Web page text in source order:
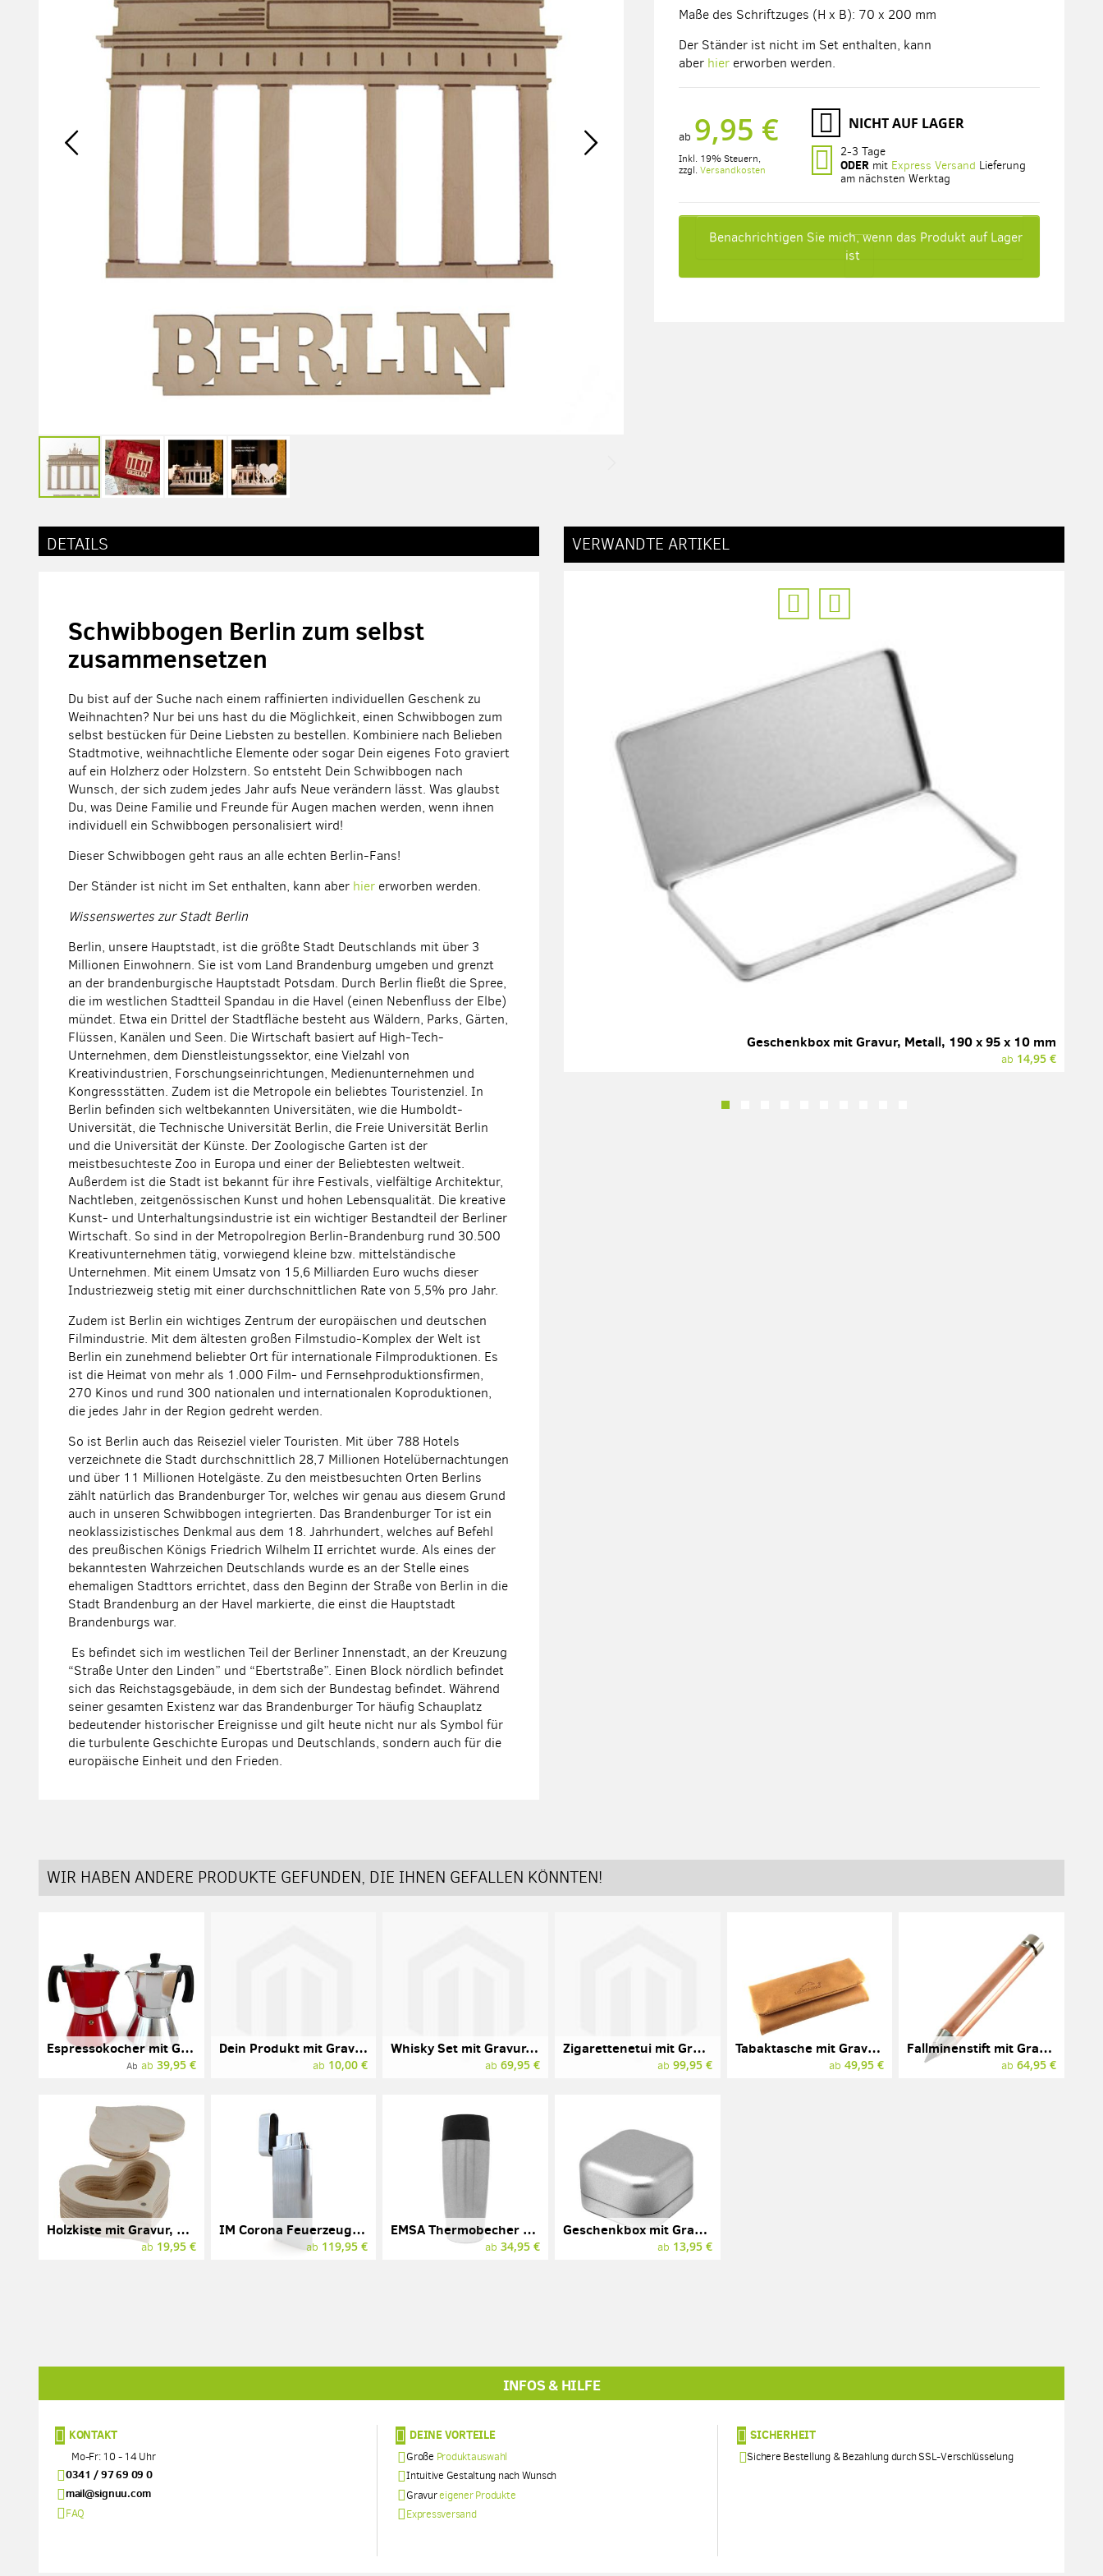
Maße des Schriftzuges (H x B): 70 x 200 mm
Der Ständer ist nicht im Set enthalten, kann
aber hier erworben werden.
ab 9,95 €
Inkl. 19% Steuern,
zzgl. Versandkosten
NICHT AUF LAGER
2-3 Tage
ODERmit Express Versand Lieferung
am nächsten Werktag
Benachrichtigen Sie mich, wenn das Produkt auf Lager
ist
Anfang
der
Bildergalerie
DETAILS
Schwibbogen Berlin zum selbst
zusammensetzen
Du bist auf der Suche nach einem raffinierten individuellen Geschenk zu
Weihnachten? Nur bei uns hast du die Möglichkeit, einen Schwibbogen zum
selbst bestücken für Deine Liebsten zu bestellen. Kombiniere nach Belieben
Stadtmotive, weihnachtliche Elemente oder sogar Dein eigenes Foto graviert
auf ein Holzherz oder Holzstern. So entsteht Dein Schwibbogen nach
Wunsch, der sich zudem jedes Jahr aufs Neue verändern lässt. Was glaubst
Du, was Deine Familie und Freunde für Augen machen werden, wenn ihnen
individuell ein Schwibbogen personalisiert wird!
Dieser Schwibbogen geht raus an alle echten Berlin-Fans!
Der Ständer ist nicht im Set enthalten, kann aber hier erworben werden.
Wissenswertes zur Stadt Berlin
Berlin, unsere Hauptstadt, ist die größte Stadt Deutschlands mit über 3
Millionen Einwohnern. Sie ist vom Land Brandenburg umgeben und grenzt
an der brandenburgische Hauptstadt Potsdam. Durch Berlin fließt die Spree,
die im westlichen Stadtteil Spandau in die Havel (einen Nebenfluss der Elbe)
mündet. Etwa ein Drittel der Stadtfläche besteht aus Wäldern, Parks, Gärten,
Flüssen, Kanälen und Seen. Die Wirtschaft basiert auf High-Tech-
Unternehmen, dem Dienstleistungssektor, eine Vielzahl von
Kreativindustrien, Forschungseinrichtungen, Medienunternehmen und
Kongressstätten. Zudem ist die Metropole ein beliebtes Touristenziel. In
Berlin befinden sich weltbekannten Universitäten, wie die Humboldt-
Universität, die Technische Universität Berlin, die Freie Universität Berlin
und die Universität der Künste. Der Zoologische Garten ist der
meistbesuchteste Zoo in Europa und einer der Beliebtesten weltweit.
Außerdem ist die Stadt ist bekannt für ihre Festivals, vielfältige Architektur,
Nachtleben, zeitgenössischen Kunst und hohen Lebensqualität. Die kreative
Kunst- und Unterhaltungsindustrie ist ein wichtiger Bestandteil der Berliner
Wirtschaft. So sind in der Metropolregion Berlin-Brandenburg rund 30.500
Kreativunternehmen tätig, vorwiegend kleine bzw. mittelständische
Unternehmen. Mit einem Umsatz von 15,6 Milliarden Euro wuchs dieser
Industriezweig stetig mit einer durchschnittlichen Rate von 5,5% pro Jahr.
Zudem ist Berlin ein wichtiges Zentrum der europäischen und deutschen
Filmindustrie. Mit dem ältesten großen Filmstudio-Komplex der Welt ist
Berlin ein zunehmend beliebter Ort für internationale Filmproduktionen. Es
ist die Heimat von mehr als 1.000 Film- und Fernsehproduktionsfirmen,
270 Kinos und rund 300 nationalen und internationalen Koproduktionen,
die jedes Jahr in der Region gedreht werden.
So ist Berlin auch das Reiseziel vieler Touristen. Mit über 788 Hotels
verzeichnete die Stadt durchschnittlich 28,7 Millionen Hotelübernachtungen
und über 11 Millionen Hotelgäste. Zu den meistbesuchten Orten Berlins
zählt natürlich das Brandenburger Tor, welches wir genau aus diesem Grund
auch in unseren Schwibbogen integrierten. Das Brandenburger Tor ist ein
neoklassizistisches Denkmal aus dem 18. Jahrhundert, welches auf Befehl
des preußischen Königs Friedrich Wilhelm II errichtet wurde. Als eines der
bekanntesten Wahrzeichen Deutschlands wurde es an der Stelle eines
ehemaligen Stadttors errichtet, dass den Beginn der Straße von Berlin in die
Stadt Brandenburg an der Havel markierte, die einst die Hauptstadt
Brandenburgs war.
Es befindet sich im westlichen Teil der Berliner Innenstadt, an der Kreuzung
“Straße Unter den Linden” und “Ebertstraße”. Einen Block nördlich befindet
sich das Reichstagsgebäude, in dem sich der Bundestag befindet. Während
seiner gesamten Existenz war das Brandenburger Tor häufig Schauplatz
bedeutender historischer Ereignisse und gilt heute nicht nur als Symbol für
die turbulente Geschichte Europas und Deutschlands, sondern auch für die
europäische Einheit und den Frieden.
VERWANDTE ARTIKEL
Geschenkbox mit Gravur, Metall, 190 x 95 x 10 mm
ab 14,95 €
WIR HABEN ANDERE PRODUKTE GEFUNDEN, DIE IHNEN GEFALLEN KÖNNTEN!
Espressokocher mit Gravur, Aluminium, verschiedene Farben
Ab ab 39,95 €
Dein Produkt mit Gravur
ab 10,00 €
Whisky Set mit Gravur, NOBLESSE, NACHTMANN
ab 69,95 €
Zigarettenetui mit Gravur, groß, TSUBOTA PEARL
ab 99,95 €
Tabaktasche mit Gravur, Leder, MESTANGO
ab 49,95 €
Fallminenstift mit Gravur, E+M, GRAPHIC METAL ARTBOX
ab 64,95 €
Holzkiste mit Gravur, Herzform
ab 19,95 €
IM Corona Feuerzeug, FLAMBEAU mit Gravur
ab 119,95 €
EMSA Thermobecher mit Gravur, Edelstahl, 0,36l
ab 34,95 €
Geschenkbox mit Gravur, Metall, 60 x 60 x 35 mm
ab 13,95 €
INFOS & HILFE
KONTAKT
Mo-Fr: 10 - 14 Uhr
0341 / 97 69 09 0
mail@signuu.com
FAQ
DEINE VORTEILE
Große Produktauswahl
Intuitive Gestaltung nach Wunsch
Gravureigener Produkte
Expressversand
SICHERHEIT
Sichere Bestellung & Bezahlung durch SSL-Verschlüsselung